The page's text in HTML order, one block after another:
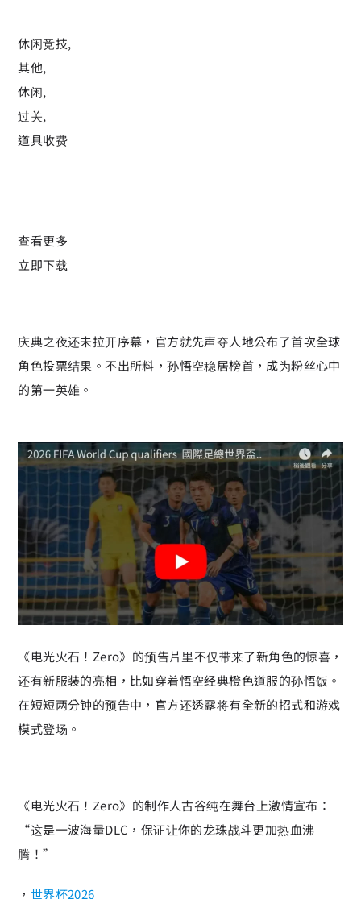
休闲竞技,
其他,
休闲,
过关,
道具收费
查看更多
立即下载
庆典之夜还未拉开序幕，官方就先声夺人地公布了首次全球
角色投票结果。不出所料，孙悟空稳居榜首，成为粉丝心中
的第一英雄。
《电光火石！Zero》的预告片里不仅带来了新角色的惊喜，
还有新服装的亮相，比如穿着悟空经典橙色道服的孙悟饭。
在短短两分钟的预告中，官方还透露将有全新的招式和游戏
模式登场。
《电光火石！Zero》的制作人古谷纯在舞台上激情宣布：
“这是一波海量DLC，保证让你的龙珠战斗更加热血沸
腾！”
， 世界杯2026